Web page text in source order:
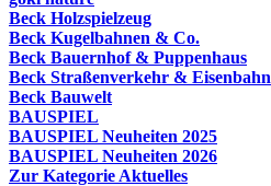
Beck Holzspielzeug
Beck Kugelbahnen & Co.
Beck Bauernhof & Puppenhaus
Beck Straßenverkehr & Eisenbahn
Beck Bauwelt
BAUSPIEL
BAUSPIEL Neuheiten 2025
BAUSPIEL Neuheiten 2026
Zur Kategorie Aktuelles